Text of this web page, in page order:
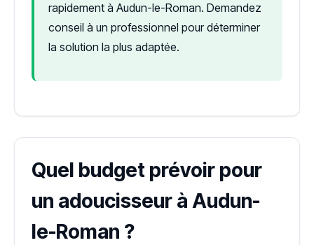
rapidement à Audun-le-Roman. Demandez
conseil à un professionnel pour déterminer
la solution la plus adaptée.
Quel budget prévoir pour
un adoucisseur à Audun-
le-Roman ?